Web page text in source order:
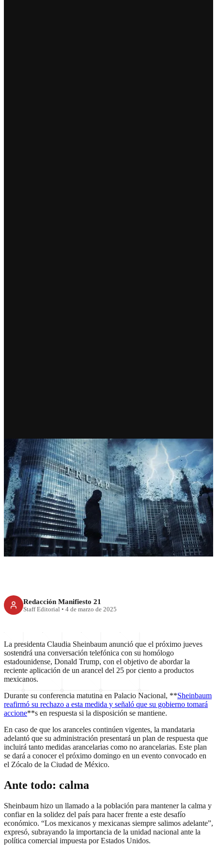
RECIENTE
Sheinbaum y Trump: llamada
clave en medio de tensiones
comerciales
Redacción Manifiesto 21
Staff Editorial • 4 de marzo de 2025
La presidenta Claudia Sheinbaum anunció que el próximo jueves
sostendrá una conversación telefónica con su homólogo
estadounidense, Donald Trump, con el objetivo de abordar la
reciente aplicación de un arancel del 25 por ciento a productos
mexicanos.
Durante su conferencia matutina en Palacio Nacional, **Sheinbaum
reafirmó su rechazo a esta medida y señaló que su gobierno tomará
accione**s en respuesta si la disposición se mantiene.
En caso de que los aranceles continúen vigentes, la mandataria
adelantó que su administración presentará un plan de respuesta que
incluirá tanto medidas arancelarias como no arancelarias. Este plan
se dará a conocer el próximo domingo en un evento convocado en
el Zócalo de la Ciudad de México.
Ante todo: calma
Sheinbaum hizo un llamado a la población para mantener la calma y
confiar en la solidez del país para hacer frente a este desafío
económico. “Los mexicanos y mexicanas siempre salimos adelante”,
expresó, subrayando la importancia de la unidad nacional ante la
política comercial impuesta por Estados Unidos.